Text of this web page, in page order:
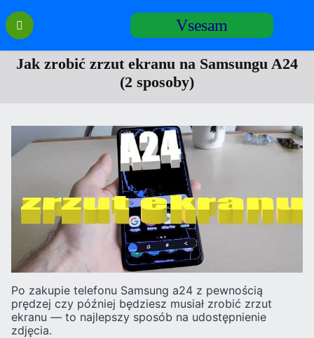
Перейти
содержанию
Vsesam
Jak zrobić zrzut ekranu na Samsungu A24
(2 sposoby)
Po zakupie telefonu Samsung a24 z pewnością
prędzej czy później będziesz musiał zrobić zrzut
ekranu — to najlepszy sposób na udostępnienie
zdjęcia.